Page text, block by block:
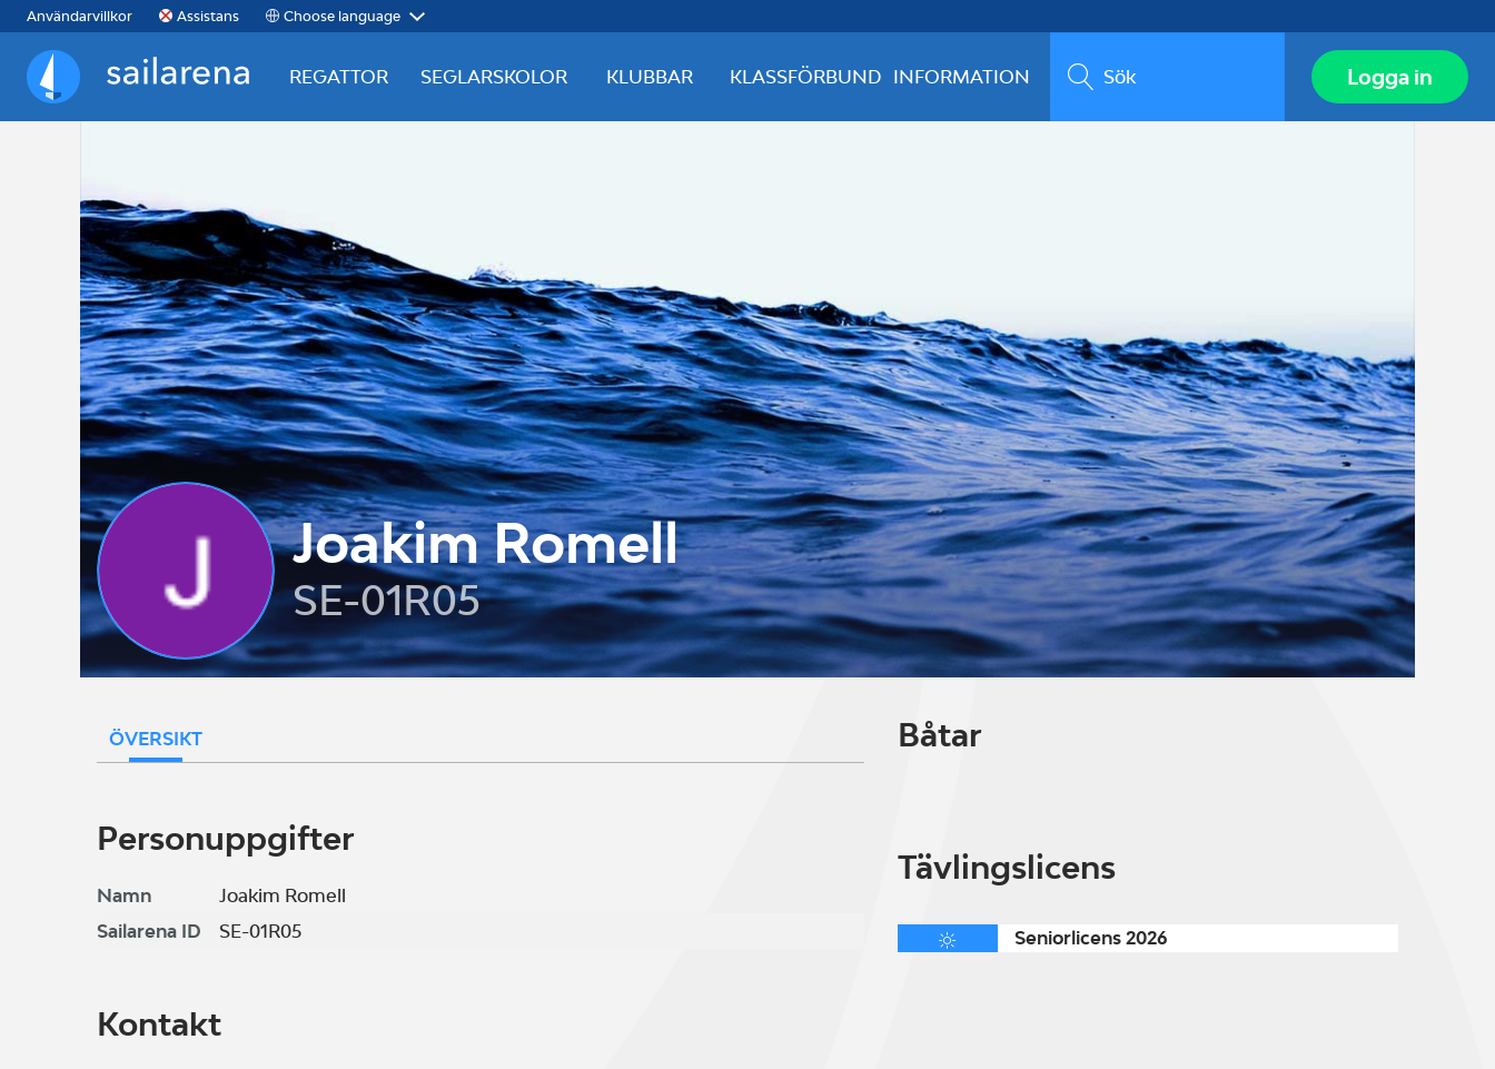
Användarvillkor Assistans Choose language
Sailarena
REGATTOR SEGLARSKOLOR KLUBBAR KLASSFÖRBUND INFORMATION Sök Logga in
Joakim Romell
SE-01R05
ÖVERSIKT
Personuppgifter
Namn
Joakim Romell
Sailarena ID
SE-01R05
Kontakt
Båtar
Tävlingslicens
Seniorlicens 2026